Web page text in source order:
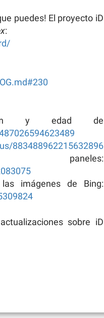
puedes! El proyecto iD
:
y edad de
883488962215632896
imágenes de Bing:
sobre iD